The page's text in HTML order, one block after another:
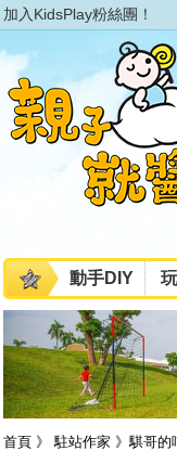
加入KidsPlay粉絲團！
動手DIY
首頁 》 駐站作家 》騏哥的